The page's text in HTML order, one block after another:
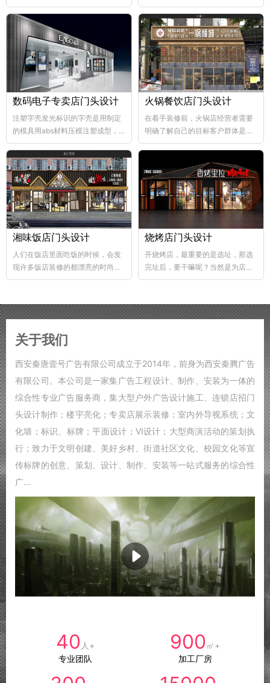
较好，那年会也向...
大方的门...
数码电子专卖店门头设计
注塑字壳发光标识的字壳是用制定
的模具用abs材料压模注塑成型，
abs韧性好、不易破碎...
火锅餐饮店门头设计
在着手装修前，火锅店经营者需要
明确了解自己的目标客户群体是哪
个层次，这样...
湘味饭店门头设计
人们在饭店里面吃饭的时候，会发
现许多饭店装修的都漂亮的时尚，
好的饭店装修，也能够...
烧烤店门头设计
开烧烤店，最重要的是选址，那选
完址后，要干嘛呢？当然是为店铺
装修了，要知道烧烤店的装修...
关于我们
西安秦唐壹号广告有限公司成立于2014年，前身为西安秦腾广告
有限公司。本公司是一家集广告工程设计、制作、安装为一体的
综合性专业广告服务商，集大型户外广告设计施工、连锁店招门
头设计制作；楼宇亮化；专卖店展示装修；室内外导视系统；文
化墙；标识、标牌；平面设计；VI设计；大型商演活动的策划执
行；致力于文明创建、美好乡村、街道社区文化、校园文化等宣
传标牌的创意、策划、设计、制作、安装等一站式服务的综合性
广...
40 人+
专业团队
900 ㎡+
加工厂房